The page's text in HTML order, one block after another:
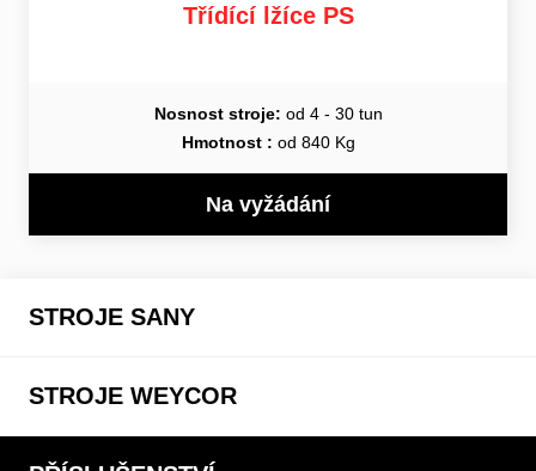
Třídící lžíce PS
Nosnost stroje: od 4 - 30 tun
Hmotnost : od 840 Kg
Na vyžádání
STROJE SANY
STROJE WEYCOR